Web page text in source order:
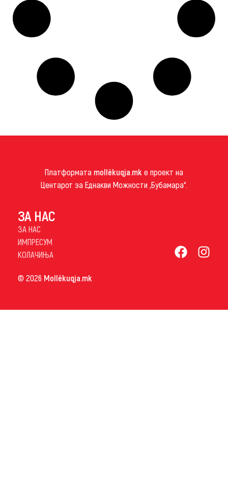
Платформата mollëkuqja.mk е проект на
Центарот за Еднакви Можности „Бубамара“.
ЗА НАС
ЗА НАС
ИМПРЕСУМ
КОЛАЧИЊА
© 2026 Mollëkuqja.mk